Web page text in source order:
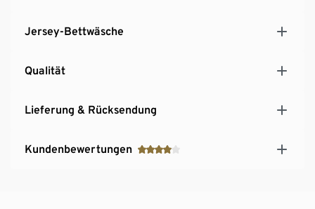
Jersey-Bettwäsche
Qualität
Lieferung & Rücksendung
Kundenbewertungen